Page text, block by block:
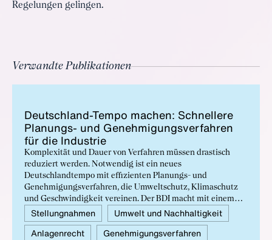
Regelungen gelingen.
Verwandte Publikationen
Deutsch­land-Tem­po ma­chen: Schnel­le­re
Pla­nungs- und Ge­neh­mi­gungs­ver­fah­ren
für die In­dus­trie
Komplexität und Dauer von Verfahren müssen drastisch
reduziert werden. Notwendig ist ein neues
Deutschlandtempo mit effizienten Planungs- und
Genehmigungsverfahren, die Umweltschutz, Klimaschutz
und Geschwindigkeit vereinen. Der BDI macht mit einem
neuen Strategiepapier konkrete Vorschläge, wie eine
Beschleunigung endlich gelingen kann.
Stellungnahmen
Umwelt und Nachhaltigkeit
Anlagenrecht
Genehmigungsverfahren